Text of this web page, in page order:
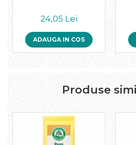
Uleiuri esentiale alimentare bio
Uleiuri Oxyguard
24,05 Lei
ADAUGA IN COS
Produse